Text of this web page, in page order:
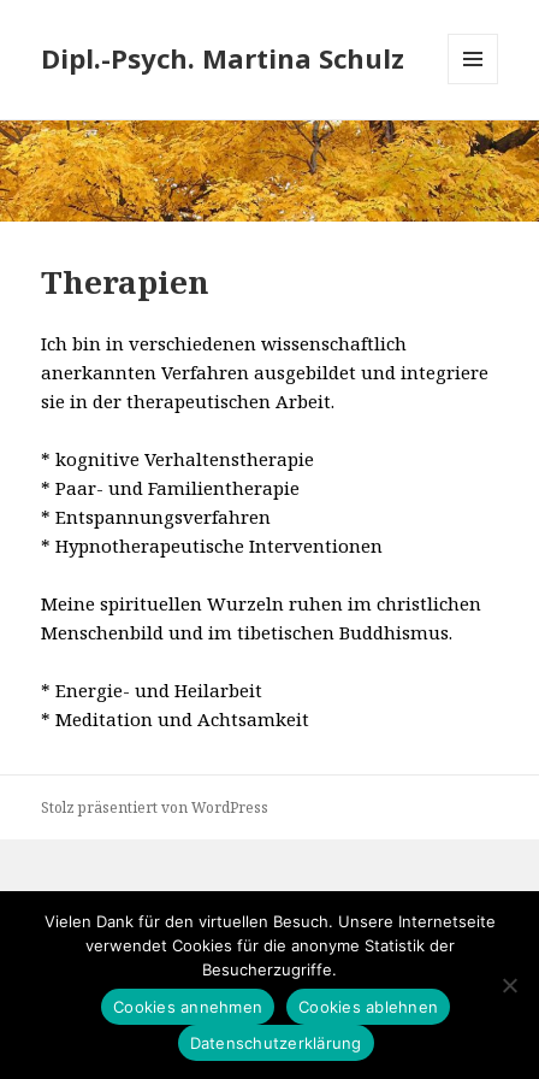
Dipl.-Psych. Martina Schulz
WIDGETS
Therapien
Ich bin in verschiedenen wissenschaftlich
anerkannten Verfahrenausgebildet und integriere
sie in der therapeutischen Arbeit.
* kognitive Verhaltenstherapie
* Paar- und Familientherapie
* Entspannungsverfahren
* Hypnotherapeutische Interventionen
Meine spirituellen Wurzeln ruhen im christlichen
Menschenbildund im tibetischen Buddhismus.
* Energie- und Heilarbeit
* Meditation und Achtsamkeit
Stolz präsentiert von WordPress
Vielen Dank für den virtuellen Besuch. Unsere Internetseite
verwendet Cookies für die anonyme Statistik der
Besucherzugriffe.
Cookies annehmen
Cookies ablehnen
Datenschutzerklärung